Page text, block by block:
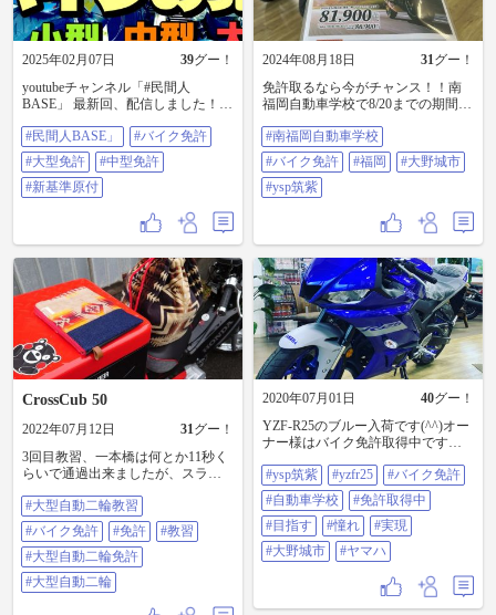
2025年02月07日 39グー！
youtubeチャンネル「#民間人
BASE」 最新回、配信しました！
これからバイクに乗ろう！上の排
気量へステップアップしたい！と
いう初心者ライダー、リターンラ
イダーのために作りました。是
大型免許 #中型免許 #新基準原付
#民間人BASE」
#バイク免許
#大型免許
#中型免許
#新基準原付
2024年08月18日 31グー！
免許取るなら今がチャンス！！南
福岡自動車学校で8/20までの期間限
イク免許 #福岡 #大野城市 #ysp筑紫
#南福岡自動車学校
#バイク免許
#福岡
#大野城市
#ysp筑紫
CrossCub 50
2022年07月12日 31グー！
3回目教習、一本橋は何とか11秒く
らいで通過出来ましたが、スラロ
ルやクラッチ体を傾けるなど、上
手くいかずパイロン倒しまくり
で、なかなか7秒切れませんでした
😅 なんとか頑張っていきたいと思
います＼(^o^)／ #大型自動二輪教習
#バイク免許 #免許 #教習 #大型自動
二輪免許 #大型自動二輪
#大型自動二輪教習
#バイク免許
#免許
#教習
#大型自動二輪免許
#大型自動二輪
2020年07月01日 40グー！
YZF-R25のブルー入荷です(^^)オー
ナー様はバイク免許取得中です。
頑張ってください(^^) #ysp筑紫
#yzfr25 #バイク免許 #自動車学校 #
免許取得中 #目指す #憧れ #実現 #
大野城市 #ヤマハ
#ysp筑紫 #yzfr25
#バイク免許
#自動車学校
#免許取得中
#目指す
#憧れ
#実現
#大野城市
#ヤマハ